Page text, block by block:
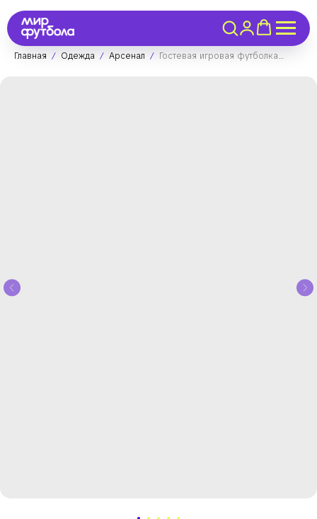
Главная Одежда Арсенал Гостевая игровая футболка Арсенал 24/25